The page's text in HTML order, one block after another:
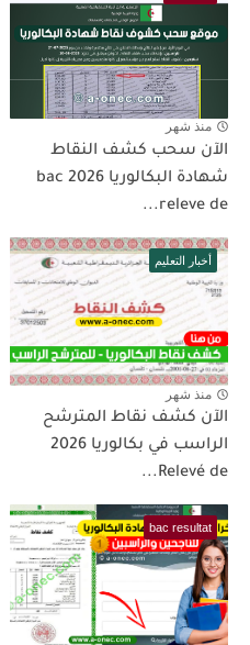
منذ شهر
الآن سحب كشف النقاط
شهادة البكالوريا 2026 bac
releve de...
أخبار التعليم
منذ شهر
الآن كشف نقاط المترشح
الراسب في بكالوريا 2026
Relevé de...
bac resultat